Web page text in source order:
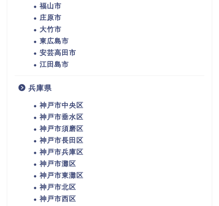
福山市
庄原市
大竹市
東広島市
安芸高田市
江田島市
兵庫県
神戸市中央区
神戸市垂水区
神戸市須磨区
神戸市長田区
神戸市兵庫区
神戸市灘区
神戸市東灘区
神戸市北区
神戸市西区